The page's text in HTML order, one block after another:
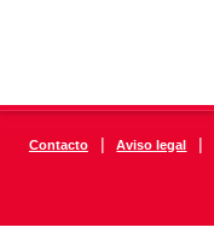
Contacto | Aviso legal |